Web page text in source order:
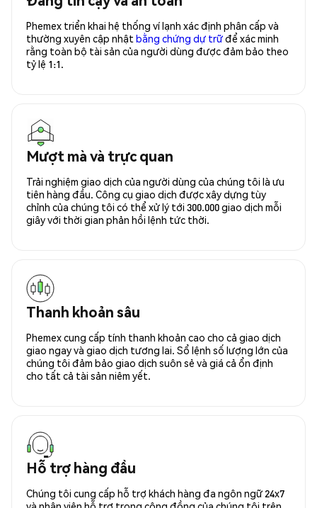
Phemex triển khai hệ thống ví lạnh xác định phân cấp và
thường xuyên cập nhật bằng chứng dự trữđể xác minh
rằng toàn bộ tài sản của người dùng được đảm bảo theo
tỷ lệ 1:1.
Mượt mà và trực quan
Trải nghiệm giao dịch của người dùng của chúng tôi là ưu
tiên hàng đầu. Công cụ giao dịch được xây dựng tùy
chỉnh của chúng tôi có thể xử lý tới 300.000 giao dịch mỗi
giây với thời gian phản hồi lệnh tức thời.
Thanh khoản sâu
Phemex cung cấp tính thanh khoản cao cho cả giao dịch
giao ngay và giao dịch tương lai. Sổ lệnh số lượng lớn của
chúng tôi đảm bảo giao dịch suôn sẻ và giá cả ổn định
cho tất cả tài sản niêm yết.
Hỗ trợ hàng đầu
Chúng tôi cung cấp hỗ trợ khách hàng đa ngôn ngữ 24x7